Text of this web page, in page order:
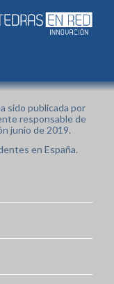
sido publicada por
responsable de
junio de 2019.
en España.